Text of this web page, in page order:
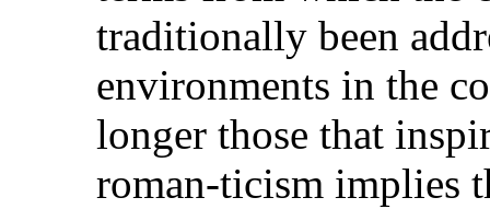
traditionally been
environments in the
longer those that
roman-ticism implies